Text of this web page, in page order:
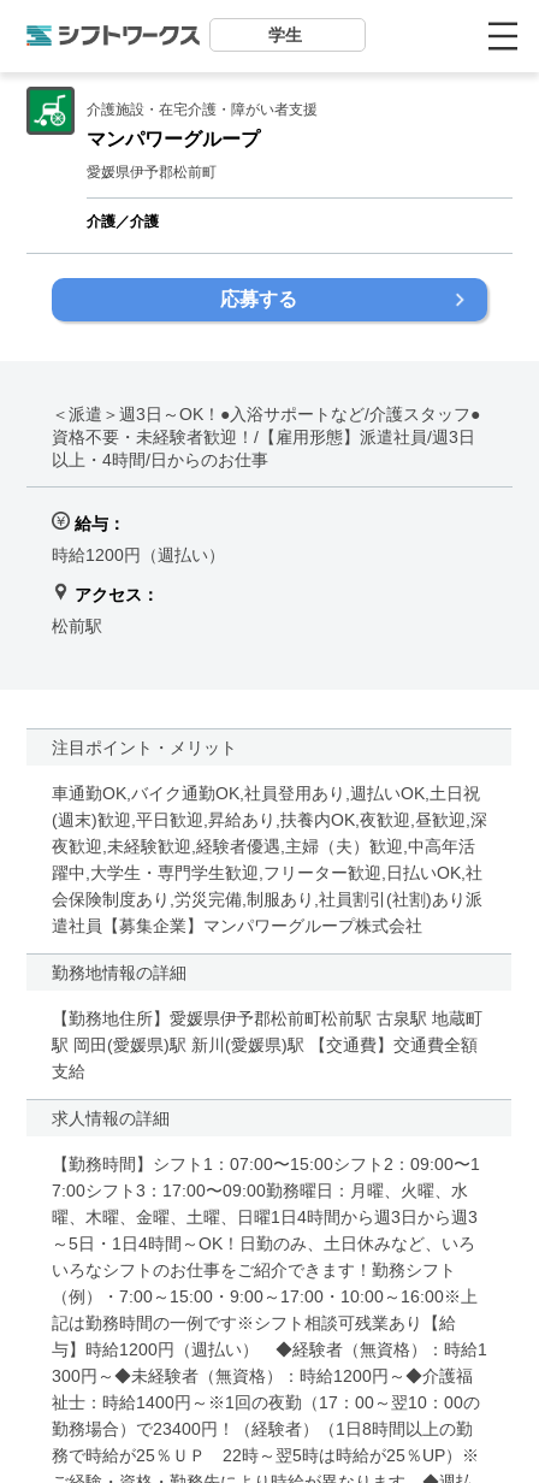
学生
介護施設・在宅介護・障がい者支援
マンパワーグループ
愛媛県伊予郡松前町
介護／介護
応募する
＜派遣＞週3日～OK！●入浴サポートなど/介護スタッフ●
資格不要・未経験者歓迎！/【雇用形態】派遣社員/週3日
以上・4時間/日からのお仕事
給与：
時給1200円（週払い）
アクセス：
松前駅
注目ポイント・メリット
車通勤OK,バイク通勤OK,社員登用あり,週払いOK,土日祝
(週末)歓迎,平日歓迎,昇給あり,扶養内OK,夜歓迎,昼歓迎,深
夜歓迎,未経験歓迎,経験者優遇,主婦（夫）歓迎,中高年活
躍中,大学生・専門学生歓迎,フリーター歓迎,日払いOK,社
会保険制度あり,労災完備,制服あり,社員割引(社割)あり派
遣社員【募集企業】マンパワーグループ株式会社
勤務地情報の詳細
【勤務地住所】愛媛県伊予郡松前町松前駅 古泉駅 地蔵町
駅 岡田(愛媛県)駅 新川(愛媛県)駅 【交通費】交通費全額
支給
求人情報の詳細
【勤務時間】シフト1：07:00〜15:00シフト2：09:00〜1
7:00シフト3：17:00〜09:00勤務曜日：月曜、火曜、水
曜、木曜、金曜、土曜、日曜1日4時間から週3日から週3
～5日・1日4時間～OK！日勤のみ、土日休みなど、いろ
いろなシフトのお仕事をご紹介できます！勤務シフト
（例）・7:00～15:00・9:00～17:00・10:00～16:00※上
記は勤務時間の一例です※シフト相談可残業あり【給
与】時給1200円（週払い） ◆経験者（無資格）：時給1
300円～◆未経験者（無資格）：時給1200円～◆介護福
祉士：時給1400円～※1回の夜勤（17：00～翌10：00の
勤務場合）で23400円！（経験者）（1日8時間以上の勤
務で時給が25％ＵＰ 22時～翌5時は時給が25％UP）※